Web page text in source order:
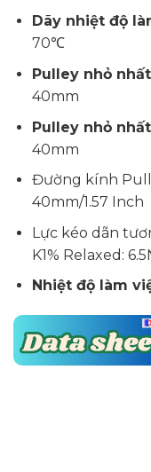
Dãy nhiệt độ
70℃
Pulley nhỏ
40mm
Pulley nhỏ
40mm
Đường kính
40mm/1.57 Inch
Lực kéo dãn
K1% Relaxed:
Nhiệt độ làm